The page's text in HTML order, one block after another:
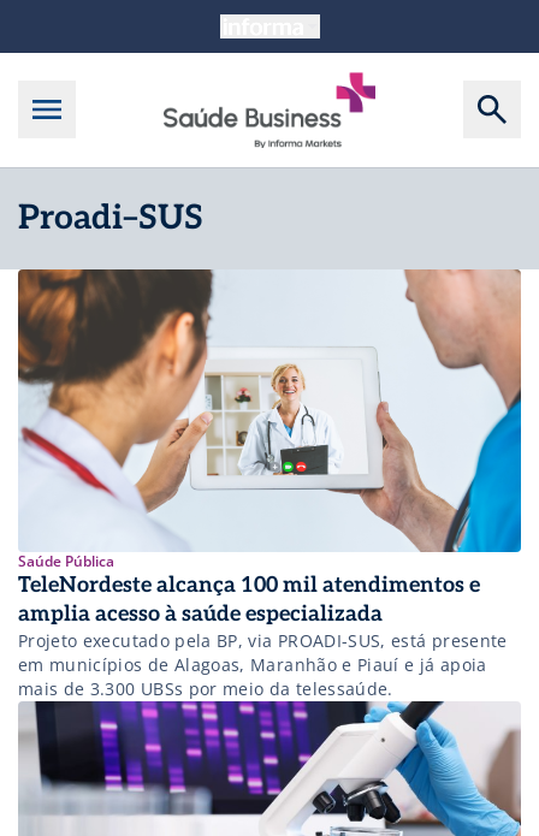
Proadi–SUS
Saúde Pública
TeleNordeste alcança 100 mil atendimentos e
amplia acesso à saúde especializada
Projeto executado pela BP, via PROADI-SUS, está presente
em municípios de Alagoas, Maranhão e Piauí e já apoia
mais de 3.300 UBSs por meio da telessaúde.